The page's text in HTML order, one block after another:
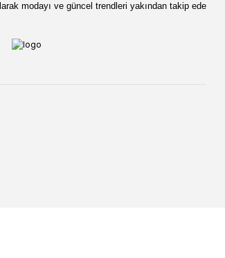
modayı ve güncel trendleri yakından takip ede